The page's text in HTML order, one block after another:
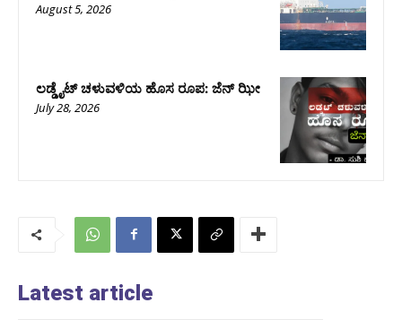
August 5, 2026
ಲಡ್ಡೈಟ್ ಚಳುವಳಿಯ ಹೊಸ ರೂಪ: ಜೆನ್‌ ಝೀ
July 28, 2026
Latest article